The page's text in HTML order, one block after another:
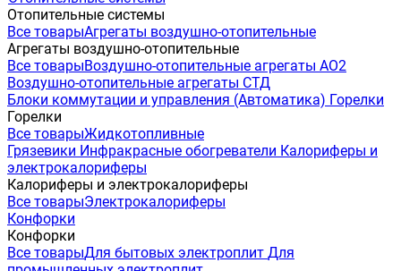
Отопительные системы
Все товарыАгрегаты воздушно-отопительные
Агрегаты воздушно-отопительные
Все товарыВоздушно-отопительные агрегаты АО2
Воздушно-отопительные агрегаты СТД
Блоки коммутации и управления (Автоматика) Горелки
Горелки
Все товарыЖидкотопливные
Грязевики Инфракрасные обогреватели Калориферы и
электрокалориферы
Калориферы и электрокалориферы
Все товарыЭлектрокалориферы
Конфорки
Конфорки
Все товарыДля бытовых электроплит Для